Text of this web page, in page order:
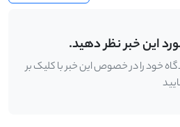
این خبر نظر دهید.
خود را در خصوص این خبر با کلیک بر